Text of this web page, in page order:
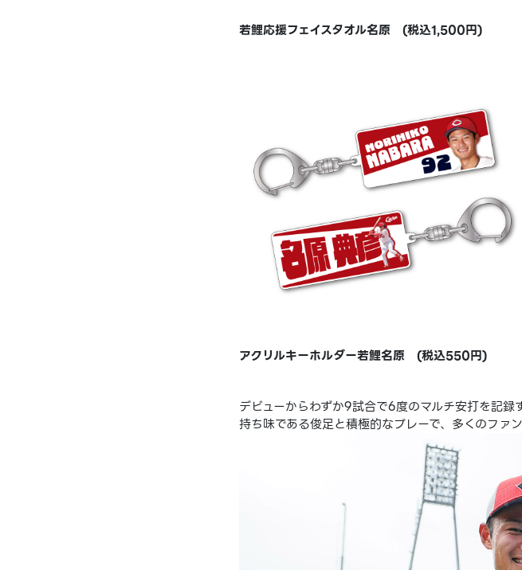
若鯉応援フェイスタオル名原 (税込1,500円)
アクリルキーホルダー若鯉名原 (税込550円)
デビューからわずか9試合で6度のマルチ安打を記録
持ち味である俊足と積極的なプレーで、多くのファ